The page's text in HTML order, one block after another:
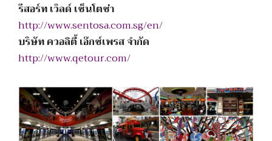
รีสอร์ท เวิลด์ เซ็นโตซ่า
http://www.sentosa.com.sg/en/
บริษัท ควอลิตี้ เอ๊กซ์เพรส จำกัด
http://www.qetour.com/